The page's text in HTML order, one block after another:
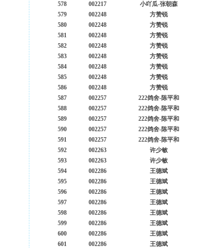
578
002217
小吖瓜-张朝森
579
002248
方赞锐
580
002248
方赞锐
581
002248
方赞锐
582
002248
方赞锐
583
002248
方赞锐
584
002248
方赞锐
585
002248
方赞锐
586
002248
方赞锐
587
002257
222鸽舍-陈平和
588
002257
222鸽舍-陈平和
589
002257
222鸽舍-陈平和
590
002257
222鸽舍-陈平和
591
002257
222鸽舍-陈平和
592
002263
许少敏
593
002263
许少敏
594
002286
王德斌
595
002286
王德斌
596
002286
王德斌
597
002286
王德斌
598
002286
王德斌
599
002286
王德斌
600
002286
王德斌
601
002286
王德斌